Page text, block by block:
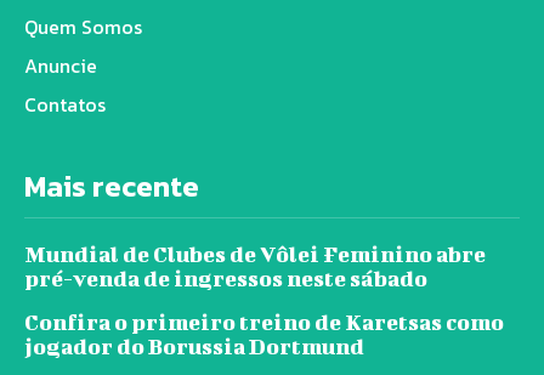
Quem Somos
Anuncie
Contatos
Mais recente
Mundial de Clubes de Vôlei Feminino abre
pré-venda de ingressos neste sábado
Confira o primeiro treino de Karetsas como
jogador do Borussia Dortmund